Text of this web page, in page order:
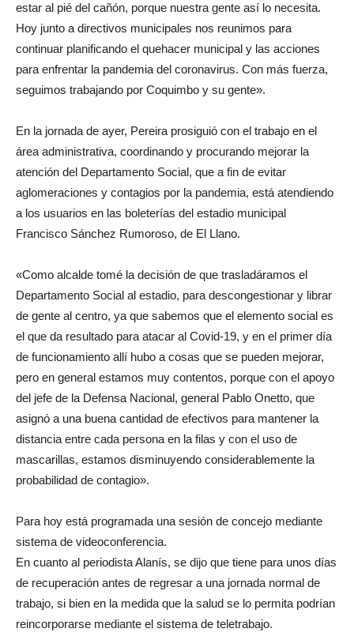
estar al pié del cañón, porque nuestra gente así lo necesita.
Hoy junto a directivos municipales nos reunimos para
continuar planificando el quehacer municipal y las acciones
para enfrentar la pandemia del coronavirus. Con más fuerza,
seguimos trabajando por Coquimbo y su gente».
En la jornada de ayer, Pereira prosiguió con el trabajo en el
área administrativa, coordinando y procurando mejorar la
atención del Departamento Social, que a fin de evitar
aglomeraciones y contagios por la pandemia, está atendiendo
a los usuarios en las boleterías del estadio municipal
Francisco Sánchez Rumoroso, de El Llano.
«Como alcalde tomé la decisión de que trasladáramos el
Departamento Social al estadio, para descongestionar y librar
de gente al centro, ya que sabemos que el elemento social es
el que da resultado para atacar al Covid-19, y en el primer día
de funcionamiento allí hubo a cosas que se pueden mejorar,
pero en general estamos muy contentos, porque con el apoyo
del jefe de la Defensa Nacional, general Pablo Onetto, que
asignó a una buena cantidad de efectivos para mantener la
distancia entre cada persona en la filas y con el uso de
mascarillas, estamos disminuyendo considerablemente la
probabilidad de contagio».
Para hoy está programada una sesión de concejo mediante
sistema de videoconferencia.
En cuanto al periodista Alanís, se dijo que tiene para unos días
de recuperación antes de regresar a una jornada normal de
trabajo, si bien en la medida que la salud se lo permita podrían
reincorporarse mediante el sistema de teletrabajo.